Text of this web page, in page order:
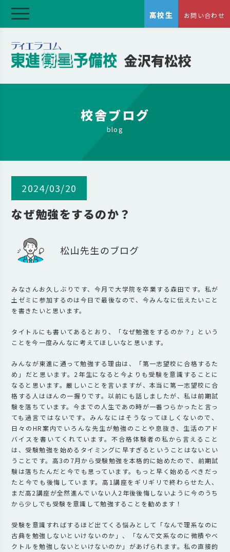
高校生 お問い合わせ
校舎ブログ
blog
2024/03/20
なぜ勉強をするのか？
松山先生のブログ
みなさんお久しぶりです、今月で大学院を卒業する森田です。私が
土ゼミに参加するのは今日で最後なので、今みんなに伝えたいこと
を書きたいと思います。
タイトルにも書いてあるとおり、「なぜ勉強をするのか？」という
ことを今一度みんなに考えてほしいなと思います。
みんなが東進に通って勉強する理由は、「第一志望校に合格するた
め」だと思います。2年生になると今よりも受験を意識することに
なると思います。厳しいことを言いますが、本当に第一志望校に合
格する人はほんの一握りです。以前にも話しましたが、私は前期試
験を落ちています。今までの人生であの時が一番つらかったと言っ
ても過言ではないです。みんなにはそうなってほしくないので、
日々のHR案内でいろんな先生が勉強のことや息抜き、生活のアド
バイスを書いてくれています。不合格体験者の私から言えること
は、受験勉強を始めるタイミングに早すぎるということはないとい
うことです。高3の7月から受験勉強を本格的に始めたので、前期試
験は落ちたんだと今でも思っています。もっと早く始めるべきだっ
たと今でも後悔しています。高1講座をギリギリで終わらせた人、
まだ高2講座が全然進んでいない人2年後後悔しないように今のうち
から少しでも受験を意識して勉強することを勧めます！
受験を意識すればするほど出てくる悩みとして「なんで理系なのに
古典を勉強しないといけないのか」、「なんで文系なのに微積やベ
クトルを勉強しないといけないのか」があげられます。私の直接的